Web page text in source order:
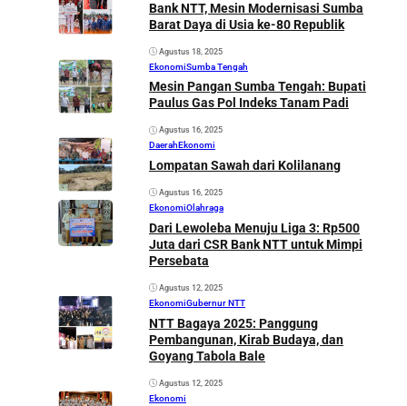
Bank NTT, Mesin Modernisasi Sumba
Barat Daya di Usia ke-80 Republik
Agustus 18, 2025
EkonomiSumba Tengah
Mesin Pangan Sumba Tengah: Bupati
Paulus Gas Pol Indeks Tanam Padi
Agustus 16, 2025
Daerah Ekonomi
Lompatan Sawah dari Kolilanang
Agustus 16, 2025
EkonomiOlahraga
Dari Lewoleba Menuju Liga 3: Rp500
Juta dari CSR Bank NTT untuk Mimpi
Persebata
Agustus 12, 2025
EkonomiGubernur NTT
NTT Bagaya 2025: Panggung
Pembangunan, Kirab Budaya, dan
Goyang Tabola Bale
Agustus 12, 2025
Ekonomi